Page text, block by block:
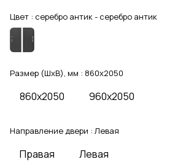
Цвет : серебро антик - серебро антик
Размер (ШхВ), мм : 860x2050
860x2050 960x2050
Направление двери : Левая
Правая Левая